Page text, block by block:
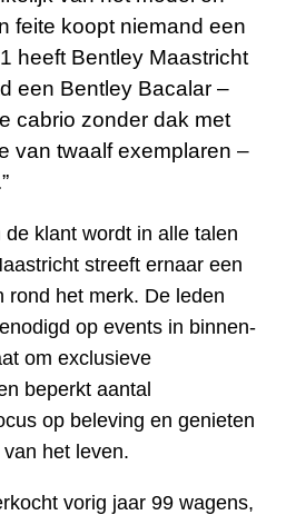
feite koopt niemand een
heeft Bentley Maastricht
een Bentley Bacalar –
cabrio zonder dak met
van twaalf exemplaren –
klant wordt in alle talen
streeft ernaar een
rond het merk. De leden
op events in binnen-
om exclusieve
beperkt aantal
op beleving en genieten
het leven.
vorig jaar 99 wagens,